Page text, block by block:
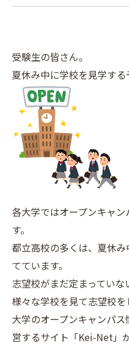
受験生の皆さん。
夏休み中に学校を見学す
各大学ではオープンキャ
す。
都立高校の多くは、夏休
てています。
志望校がまだ定まってい
様々な学校を見て志望校を
大学のオープンキャンパ
営するサイト「Kei-Net」